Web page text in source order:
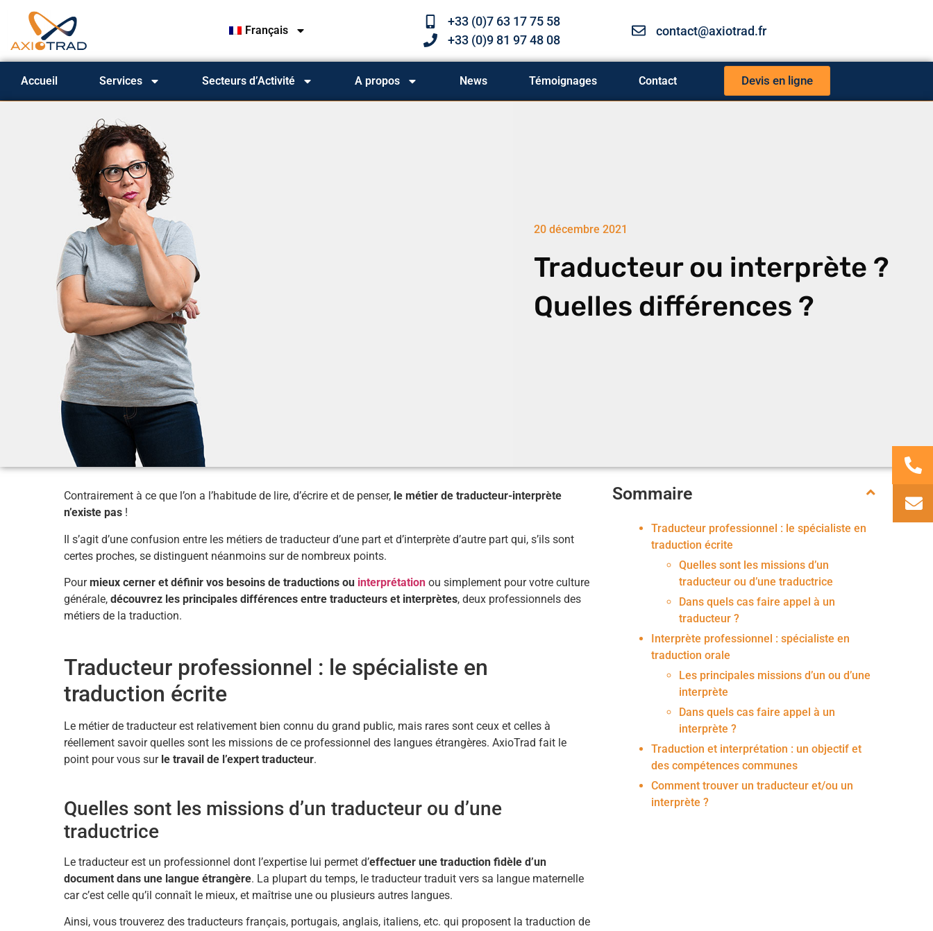
Français
+33 (0)7 63 17 75 58
+33 (0)9 81 97 48 08
contact@axiotrad.fr
Accueil Services Secteurs d’Activité A propos News Témoignages Contact Devis en ligne
20 décembre 2021
Traducteur ou interprète ?
Quelles différences ?
Contrairement à ce que l’on a l’habitude de lire, d’écrire et de penser, le métier de traducteur-interprète
n’existe pas !
Il s’agit d’une confusion entre les métiers de traducteur d’une part et d’interprète d’autre part qui, s’ils sont
certes proches, se distinguent néanmoins sur de nombreux points.
Pourmieux cerner et définir vos besoins de traductions ou interprétation ou simplement pour votre culture
générale, découvrez les principales différences entre traducteurs et interprètes, deux professionnels des
métiers de la traduction.
Traducteur professionnel : le spécialiste en
traduction écrite
Le métier de traducteur est relativement bien connu du grand public, mais rares sont ceux et celles à
réellement savoir quelles sont les missions de ce professionnel des langues étrangères. AxioTrad fait le
point pour vous sur le travail de l’expert traducteur.
Quelles sont les missions d’un traducteur ou d’une
traductrice
Le traducteur est un professionnel dont l’expertise lui permet d’effectuer une traduction fidèle d’un
document dans une langue étrangère. La plupart du temps, le traducteur traduit vers sa langue maternelle
car c’est celle qu’il connaît le mieux, et maîtrise une ou plusieurs autres langues.
Ainsi, vous trouverez des traducteurs français, portugais, anglais, italiens, etc. qui proposent la traduction de
Sommaire
Traducteur professionnel : le spécialiste en
traduction écrite
Quelles sont les missions d’un
traducteur ou d’une traductrice
Dans quels cas faire appel à un
traducteur ?
Interprète professionnel : spécialiste en
traduction orale
Les principales missions d’un ou d’une
interprète
Dans quels cas faire appel à un
interprète ?
Traduction et interprétation : un objectif et
des compétences communes
Comment trouver un traducteur et/ou un
interprète ?